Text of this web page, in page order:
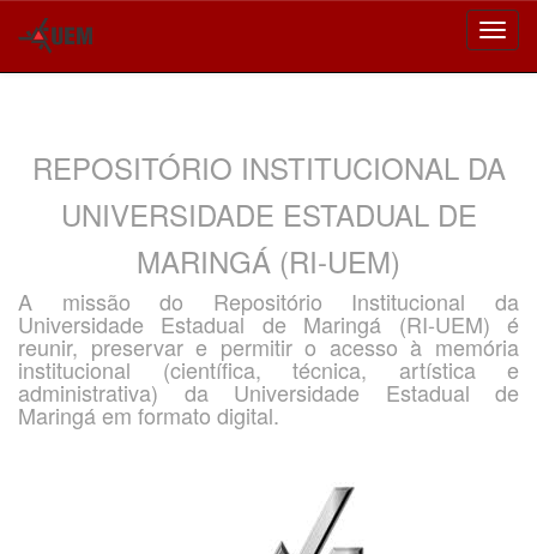
REPOSITÓRIO INSTITUCIONAL DA
UNIVERSIDADE ESTADUAL DE
MARINGÁ (RI-UEM)
A missão do Repositório Institucional da
Universidade Estadual de Maringá (RI-UEM) é
reunir, preservar e permitir o acesso à memória
institucional (científica, técnica, artística e
administrativa) da Universidade Estadual de
Maringá em formato digital.